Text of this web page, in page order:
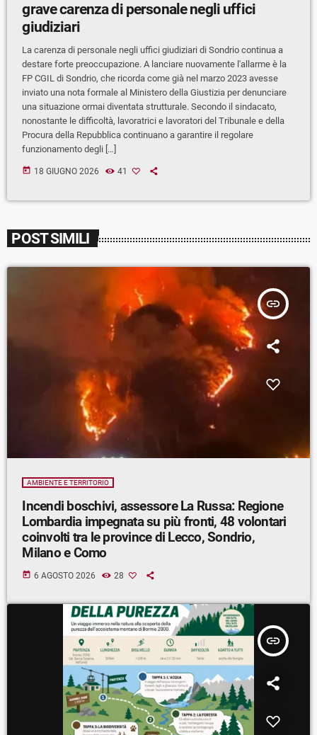
grave carenza di personale negli uffici
giudiziari
La carenza di personale negli uffici giudiziari di Sondrio continua a
destare forte preoccupazione. A lanciare nuovamente l'allarme è la
FP CGIL di Sondrio, che ricorda come già nel marzo 2023 avesse
inviato una nota formale al Ministero della Giustizia per denunciare
una situazione ormai diventata strutturale. Secondo il sindacato,
nonostante le difficoltà, lavoratrici e lavoratori del Tribunale e della
Procura della Repubblica continuano a garantire il regolare
funzionamento degli […]
today 18 GIUGNO 2026 41
POST SIMILI
insert_link
AMBIENTE E TERRITORIO
Incendi boschivi, assessore La Russa: Regione
Lombardia impegnata su più fronti, 48 volontari
coinvolti tra le province di Lecco, Sondrio,
Milano e Como
today 6 AGOSTO 2026 28
insert_link